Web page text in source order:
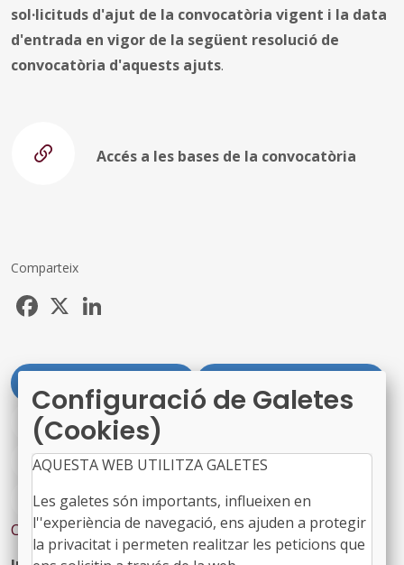
sol·licituds d'ajut de la convocatòria vigent i la data
d'entrada en vigor de la següent resolució de
convocatòria d'aquests ajuts.
Accés a les bases de la convocatòria
Comparteix
Facebook
#AGRICULTURA
#DESENVOLUPAMENTRURAL #FEADER
#FONSEUROPEUS #ÀREA TERRITORI
Contingut relacionat
Configuració de Galetes
(Cookies)
AQUESTA WEB UTILITZA GALETES
Les galetes són importants, influeixen en
l''experiència de navegació, ens ajuden a protegir
la privacitat i permeten realitzar les peticions que